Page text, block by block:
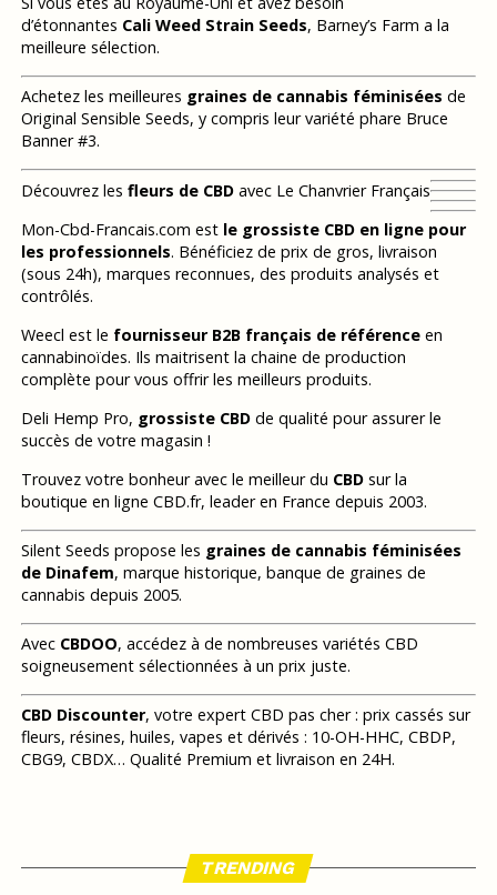
d’étonnantes Cali Weed Strain Seeds, Barney’s Farm a la
meilleure sélection.
Achetez les meilleures graines de cannabis féminisées de
Original Sensible Seeds, y compris leur variété phare Bruce
Banner #3.
Découvrez les fleurs de CBDavec Le Chanvrier Français
Mon-Cbd-Francais.com est le grossiste CBD en ligne pour
les professionnels. Bénéficiez de prix de gros, livraison
(sous 24h), marques reconnues, des produits analysés et
contrôlés.
Weecl est le fournisseur B2B français de référenceen
cannabinoïdes. Ils maitrisent la chaine de production
complète pour vous offrir les meilleurs produits.
Deli Hemp Pro, grossiste CBDde qualité pour assurer le
succès de votre magasin !
Trouvez votre bonheur avec le meilleur du CBDsur la
boutique en ligne CBD.fr, leader en France depuis 2003.
Silent Seeds propose les graines de cannabis féminisées
de Dinafem, marque historique, banque de graines de
cannabis depuis 2005.
Avec CBDOO, accédez à de nombreuses variétés CBD
soigneusement sélectionnées à un prix juste.
CBD Discounter, votre expert CBD pas cher : prix cassés sur
fleurs, résines, huiles, vapes et dérivés : 10-OH-HHC, CBDP,
CBG9, CBDX… Qualité Premium et livraison en 24H.
TRENDING